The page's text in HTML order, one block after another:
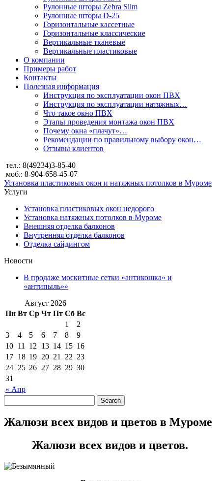
Рулонные шторы Zebra Slim
Рулонные шторы D-25
Горизонтальные кассетные
Горизонтальные классические
Вертикальные тканевые
Вертикальные пластиковые
О компании
Примеры работ
Контакты
Полезная информация
Инструкция по эксплуатации окон ПВХ
Инструкция по эксплуатации натяжных…
Что такое окно ПВХ
Этапы проведения монтажа окон ПВХ
Почему окна «плачут»…
Рекомендации по правильному выбору окон…
Отзывы клиентов
тел.: 8(49234)3-85-40
моб.: 8-904-658-45-07
Установка пластиковых окон и натяжных потолков в Муроме
Услуги
Установка пластиковых окон недорого
Установка натяжных потолков в Муроме
Внешняя отделка балконов
Внутренняя отделка балконов
Отделка сайдингом
Новости
В продаже москитные сетки «антикошка» и
«антипыль»»
Август 2026
Пн Вт Ср Чт Пт Сб Вс
« Апр
1
2
3
4 5 6 7 8
9
10 11 12 13 14 15 16
17 18 19 20 21 22 23
24 25 26 27 28 29 30
31
Жалюзи всех видов и цветов в Муроме
Жалюзи всех видов и цветов.